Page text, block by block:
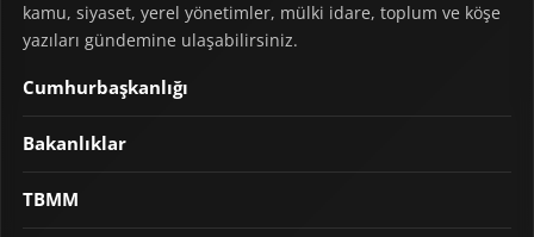
kamu, siyaset, yerel yönetimler, mülki idare, toplum ve köşe
yazıları gündemine ulaşabilirsiniz.
Cumhurbaşkanlığı
Bakanlıklar
TBMM